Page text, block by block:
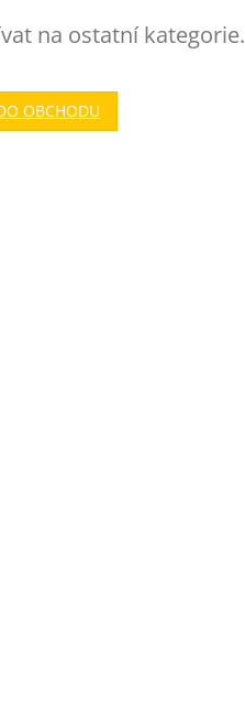
na ostatní kategorie.
OBCHODU